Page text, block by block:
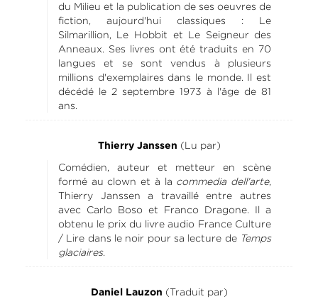
du Milieu et la publication de ses oeuvres de
fiction, aujourd'hui classiques : Le
Silmarillion, Le Hobbit et Le Seigneur des
Anneaux. Ses livres ont été traduits en 70
langues et se sont vendus à plusieurs
millions d'exemplaires dans le monde. Il est
décédé le 2 septembre 1973 à l'âge de 81
ans.
Thierry Janssen (Lu par)
Comédien, auteur et metteur en scène
formé au clown et à la commedia dell'arte,
Thierry Janssen a travaillé entre autres
avec Carlo Boso et Franco Dragone. Il a
obtenu le prix du livre audio France Culture
/ Lire dans le noir pour sa lecture de Temps
glaciaires.
Daniel Lauzon (Traduit par)